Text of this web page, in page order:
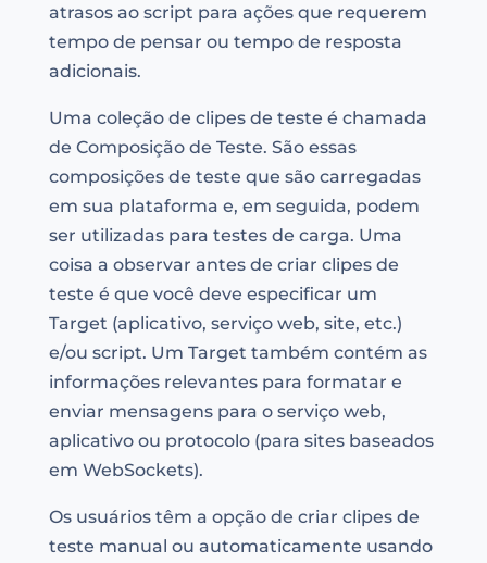
atrasos ao script para ações que requerem
tempo de pensar ou tempo de resposta
adicionais.
Uma coleção de clipes de teste é chamada
de Composição de Teste. São essas
composições de teste que são carregadas
em sua plataforma e, em seguida, podem
ser utilizadas para testes de carga. Uma
coisa a observar antes de criar clipes de
teste é que você deve especificar um
Target (aplicativo, serviço web, site, etc.)
e/ou script. Um Target também contém as
informações relevantes para formatar e
enviar mensagens para o serviço web,
aplicativo ou protocolo (para sites baseados
em WebSockets).
Os usuários têm a opção de criar clipes de
teste manual ou automaticamente usando